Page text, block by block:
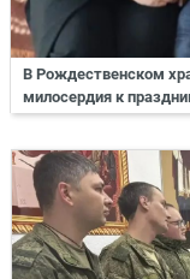
В Рождественском
милосердия к